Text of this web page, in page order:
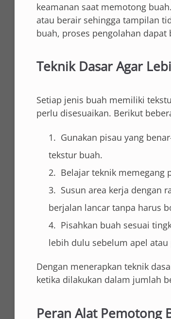
keamanan saat memotong
atau berair sehingga tampilan
buah, proses pengolahan
Teknik Dasar Agar
Setiap jenis buah memiliki
perlu disesuaikan. Berikut
Gunakan pisau yang
tekstur buah.
Belajar teknik memegang
Susun area kerja dengan
berjalan lancar tanpa harus
Pisahkan buah sesuai
lebih dulu sebelum apel atau
Dengan menerapkan teknik
ketika dilakukan dalam jumlah
Peran Alat Pemotong